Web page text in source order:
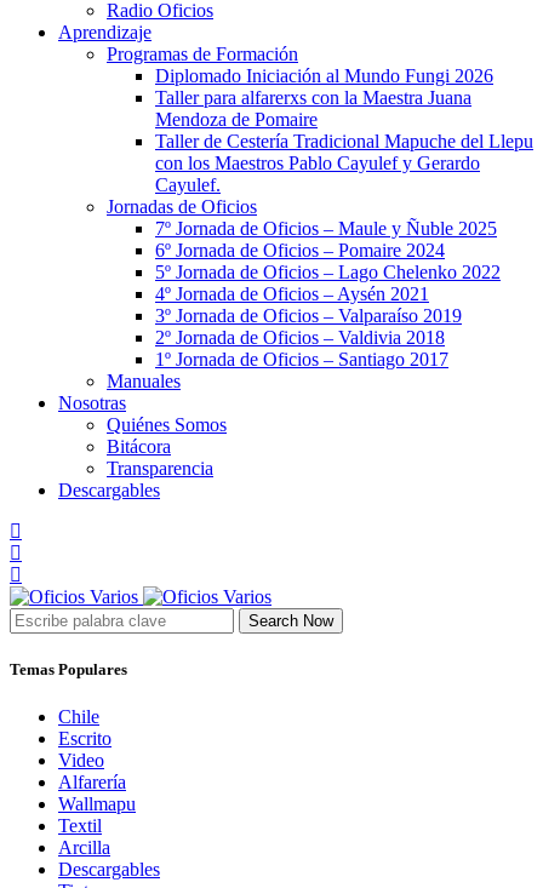
Radio Oficios
Aprendizaje
Programas de Formación
Diplomado Iniciación al Mundo Fungi 2026
Taller para alfarerxs con la Maestra Juana
Mendoza de Pomaire
Taller de Cestería Tradicional Mapuche del Llepu
con los Maestros Pablo Cayulef y Gerardo
Cayulef.
Jornadas de Oficios
7º Jornada de Oficios – Maule y Ñuble 2025
6º Jornada de Oficios – Pomaire 2024
5º Jornada de Oficios – Lago Chelenko 2022
4º Jornada de Oficios – Aysén 2021
3º Jornada de Oficios – Valparaíso 2019
2º Jornada de Oficios – Valdivia 2018
1º Jornada de Oficios – Santiago 2017
Manuales
Nosotras
Quiénes Somos
Bitácora
Transparencia
Descargables
Search Now
Temas Populares
Chile
Escrito
Video
Alfarería
Wallmapu
Textil
Arcilla
Descargables